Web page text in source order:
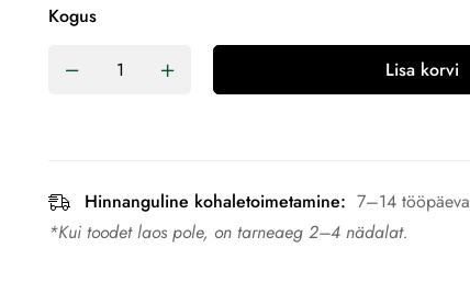
Kogus
Lisa korvi
Hinnanguline kohaletoimetamine: 7–14 tööpäeva
*Kui toodet laos pole, on tarneaeg 2–4 nädalat.